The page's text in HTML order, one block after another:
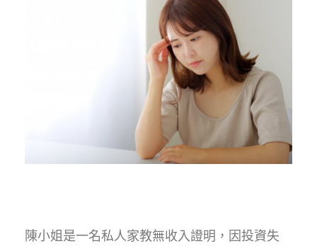
陳小姐是一名私人家教無收入證明，因投資失